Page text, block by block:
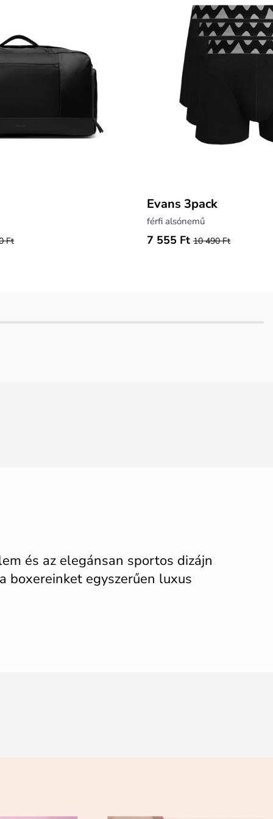
Ft
Evans 3pack
férfi alsónemű
7 555 Ft 10 490 Ft
és az elegánsan sportos dizájn
boxereinket ​​egyszerűen luxus